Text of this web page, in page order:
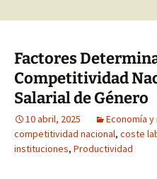
Factores
Competitividad
Salarial de Género
10 abril, 2025
Economía
competitividad nacional, coste
instituciones, Productividad